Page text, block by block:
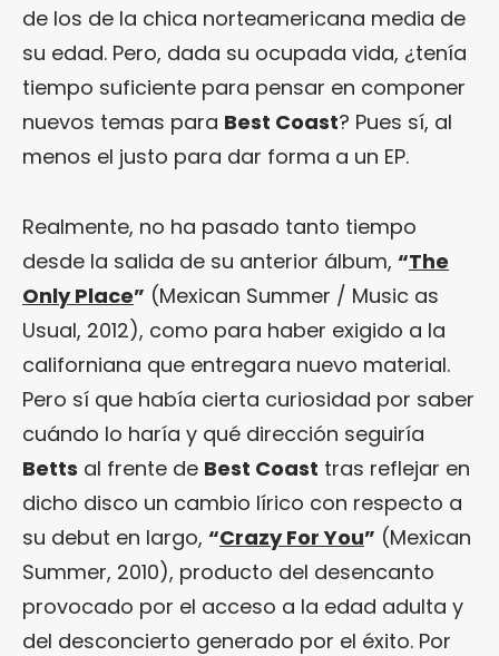
de los de la chica norteamericana media de
su edad. Pero, dada su ocupada vida, ¿tenía
tiempo suficiente para pensar en componer
nuevos temas para Best Coast? Pues sí, al
menos el justo para dar forma a un EP.
Realmente, no ha pasado tanto tiempo
desde la salida de su anterior álbum, “The
Only Place” (Mexican Summer / Music as
Usual, 2012), como para haber exigido a la
californiana que entregara nuevo material.
Pero sí que había cierta curiosidad por saber
cuándo lo haría y qué dirección seguiría
Betts al frente de Best Coast tras reflejar en
dicho disco un cambio lírico con respecto a
su debut en largo, “Crazy For You” (Mexican
Summer, 2010), producto del desencanto
provocado por el acceso a la edad adulta y
del desconcierto generado por el éxito. Por